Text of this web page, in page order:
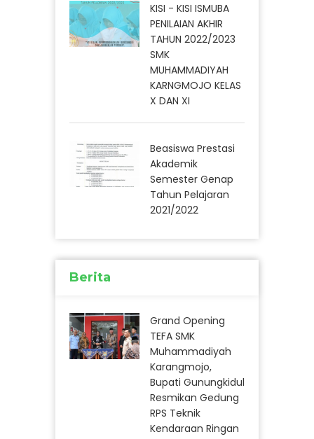
KISI - KISI ISMUBA
PENILAIAN AKHIR
TAHUN 2022/2023
SMK
MUHAMMADIYAH
KARNGMOJO KELAS
X DAN XI
Beasiswa Prestasi
Akademik
Semester Genap
Tahun Pelajaran
2021/2022
Berita
Grand Opening
TEFA SMK
Muhammadiyah
Karangmojo,
Bupati Gunungkidul
Resmikan Gedung
RPS Teknik
Kendaraan Ringan